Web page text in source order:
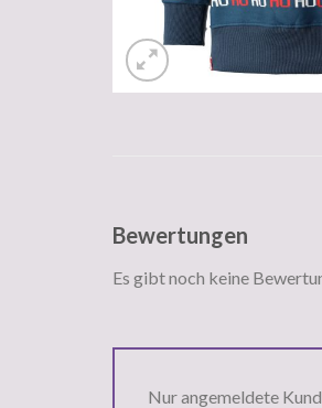
Bewertungen
Es gibt noch keine
Nur angemeldete